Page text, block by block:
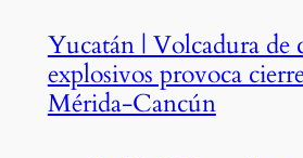
Yucatán | Volcadura de
explosivos provoca
Mérida-Cancún